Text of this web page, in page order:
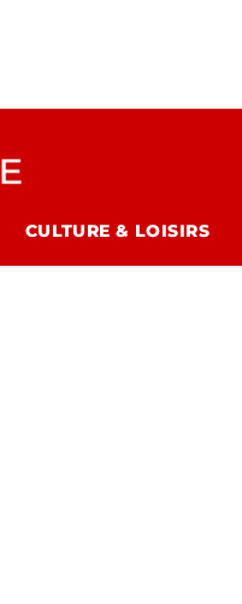
CULTURE & LOISIRS